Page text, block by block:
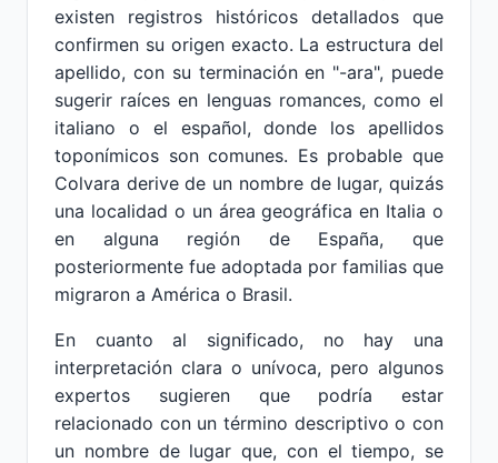
existen registros históricos detallados que
confirmen su origen exacto. La estructura del
apellido, con su terminación en "-ara", puede
sugerir raíces en lenguas romances, como el
italiano o el español, donde los apellidos
toponímicos son comunes. Es probable que
Colvara derive de un nombre de lugar, quizás
una localidad o un área geográfica en Italia o
en alguna región de España, que
posteriormente fue adoptada por familias que
migraron a América o Brasil.
En cuanto al significado, no hay una
interpretación clara o unívoca, pero algunos
expertos sugieren que podría estar
relacionado con un término descriptivo o con
un nombre de lugar que, con el tiempo, se